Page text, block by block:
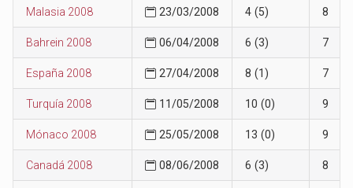
Malasia 2008 23/03/2008 4 (5) 8
Bahrein 2008 06/04/2008 6 (3) 7
España 2008 27/04/2008 8 (1) 7
Turquía 2008 11/05/2008 10 (0) 9
Mónaco 2008 25/05/2008 13 (0) 9
Canadá 2008 08/06/2008 6 (3) 8